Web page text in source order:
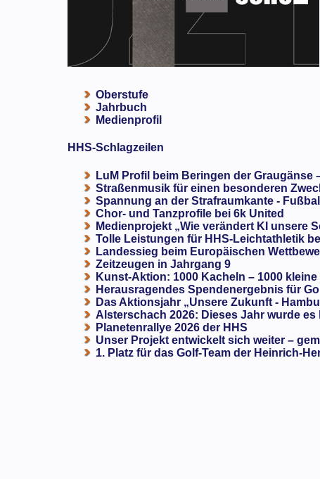
Oberstufe
Jahrbuch
Medienprofil
HHS-Schlagzeilen
LuM Profil beim Beringen der
Straßenmusik für einen besonderen
Spannung an der Strafraumkante -
Chor- und Tanzprofile bei 6k United
Medienprojekt „Wie verändert KI unsere
Tolle Leistungen für HHS-Leichtathletik
Landessieg beim Europäischen
Zeitzeugen in Jahrgang 9
Kunst-Aktion: 1000 Kacheln – 1000
Herausragendes Spendenergebnis für
Das Aktionsjahr „Unsere Zukunft -
Alsterschach 2026: Dieses Jahr wurde
Planetenrallye 2026 der HHS
Unser Projekt entwickelt sich weiter –
1. Platz für das Golf-Team der Heinrich-